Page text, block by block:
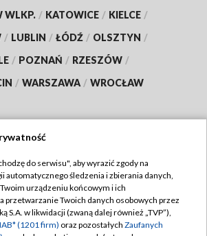
WLKP. / KATOWICE / KIELCE /
/ LUBLIN / ŁÓDŹ / OLSZTYN /
/ POZNAŃ / RZESZÓW /
/ WARSZAWA / WROCŁAW
TVP
Regulamin TVP
Polityka prywatności
do serwisu", aby wyrazić zgody na
automatycznego śledzenia i zbierania danych,
urządzeniu końcowym i ich
przetwarzanie Twoich danych osobowych przez
S.A. w likwidacji (zwaną dalej również „TVP”),
(1201 firm) oraz pozostałych Zaufanych